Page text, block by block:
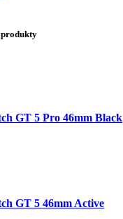
GT 5 Pro 46mm Black
GT 5 46mm Active